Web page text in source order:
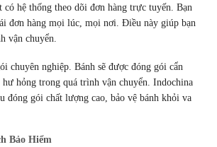
hệ thống theo dõi đơn hàng trực tuyến. Bạn
đơn hàng mọi lúc, mọi nơi. Điều này giúp bạn
vận chuyển.
chuyên nghiệp. Bánh sẽ được đóng gói cẩn
hỏng trong quá trình vận chuyển. Indochina
đóng gói chất lượng cao, bảo vệ bánh khỏi va
Bảo Hiểm